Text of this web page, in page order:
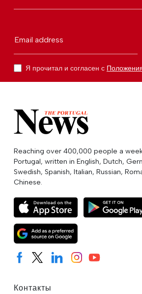
Email address
Я прочитал и согласен с
Reaching over 400,000 people a
Portugal, written in English, Dutch,
Swedish, Spanish, Italian, Russian,
Chinese.
Контакты